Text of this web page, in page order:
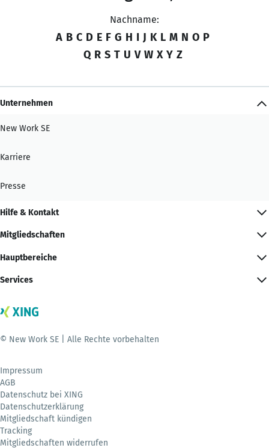
Nachname:
A B C D E F G H I J K L M N O P
Q R S T U V W X Y Z
Unternehmen
New Work SE
Karriere
Presse
Hilfe & Kontakt
Mitgliedschaften
Hauptbereiche
Services
© New Work SE | Alle Rechte vorbehalten
Impressum
AGB
Datenschutz bei XING
Datenschutzerklärung
Mitgliedschaft kündigen
Tracking
Mitgliedschaften widerrufen